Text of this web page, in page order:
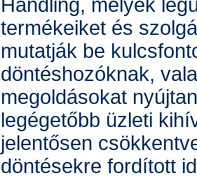
Handling, melyek
termékeiket és
mutatják be
döntéshozóknak,
megoldásokat
legégetőbb üzleti
jelentősen
döntésekre fordított